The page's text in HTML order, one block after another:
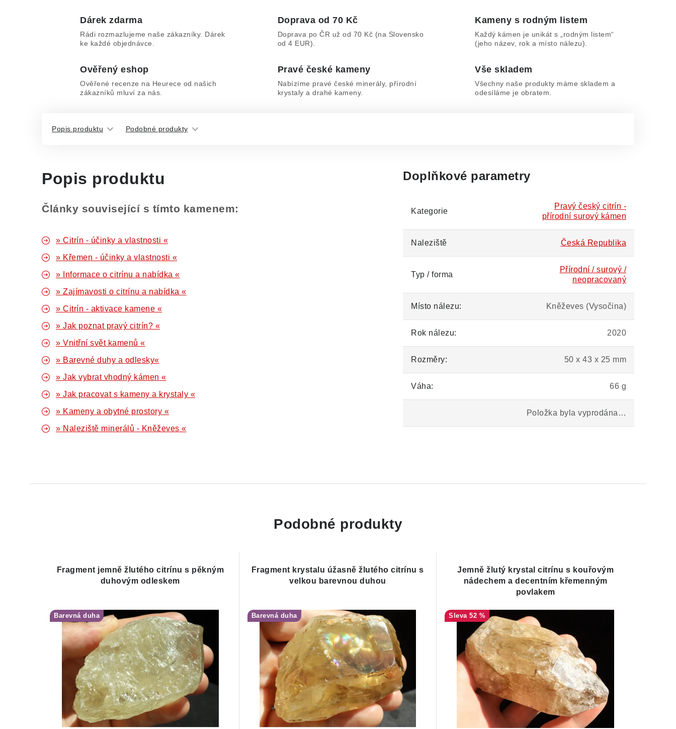
Dárek zdarma
Rádi rozmazlujeme naše zákazníky. Dárek
ke každé objednávce.
Doprava od 70 Kč
Doprava po ČR už od 70 Kč (na Slovensko
od 4 EUR).
Kameny s rodným listem
Každý kámen je unikát s „rodným listem“
(jeho název, rok a místo nálezu).
Ověřený eshop
Ověřené recenze na Heurece od našich
zákazníků mluví za nás.
Pravé české kameny
Nabízíme pravé české minerály, přírodní
krystaly a drahé kameny.
Vše skladem
Všechny naše produkty máme skladem a
odesíláme je obratem.
Popis produktu Podobné produkty
Popis produktu
Články související s tímto kamenem:
» Citrín - účinky a vlastnosti «
» Křemen - účinky a vlastnosti «
» Informace o citrínu a nabídka «
» Zajímavosti o citrínu a nabídka «
» Citrín - aktivace kamene «
» Jak poznat pravý citrín? «
» Vnitřní svět kamenů «
» Barevné duhy a odlesky«
» Jak vybrat vhodný kámen «
» Jak pracovat s kameny a krystaly «
» Kameny a obytné prostory «
» Naleziště minerálů - Kněževes «
Doplňkové parametry
Kategorie
Pravý český citrín -
přírodní surový kámen
Naleziště Česká Republika
Typ / forma
Přírodní / surový /
neopracovaný
Místo nálezu: Kněževes (Vysočina)
Rok nálezu: 2020
Rozměry: 50 x 43 x 25 mm
Váha: 66 g
Položka byla vyprodána…
Podobné produkty
Fragment jemně žlutého citrínu s pěkným
duhovým odleskem
Barevná duha
Fragment krystalu úžasně žlutého citrínu s
velkou barevnou duhou
Barevná duha
Jemně žlutý krystal citrínu s kouřovým
nádechem a decentním křemenným
povlakem
52 %